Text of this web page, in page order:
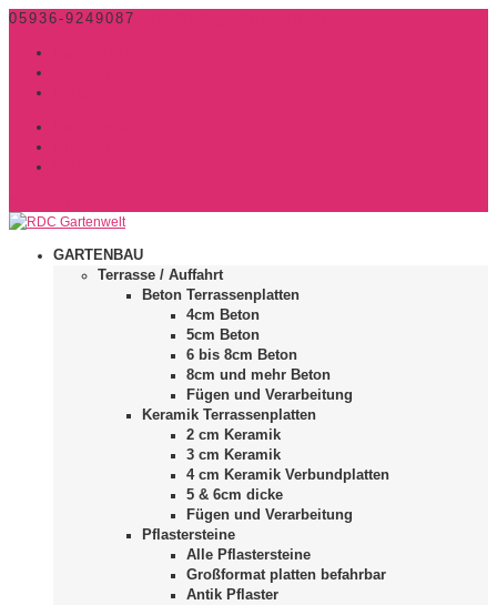
05936-9249087
GARTENBAU
Terrasse / Auffahrt
Beton Terrassenplatten
4cm Beton
5cm Beton
6 bis 8cm Beton
8cm und mehr Beton
Fügen und Verarbeitung
Keramik Terrassenplatten
2 cm Keramik
3 cm Keramik
4 cm Keramik Verbundplatten
5 & 6cm dicke
Fügen und Verarbeitung
Pflastersteine
Alle Pflastersteine
Großformat platten befahrbar
Antik Pflaster